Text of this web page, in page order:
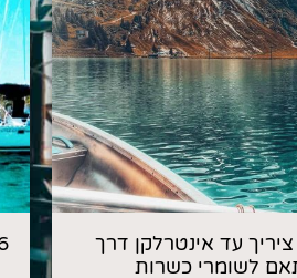
ציריך עד אינטרלקן דרך
לשומרי כשרות